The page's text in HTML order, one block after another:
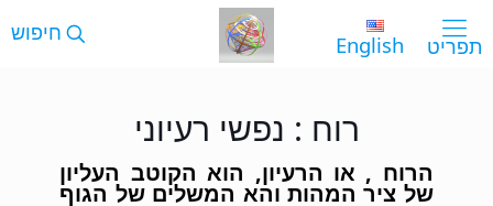
English
רוח : נפשי רעיוני
הרוח , או הרעיון, הוא הקוטב העליון
של ציר המהות והא המשלים של הגוף